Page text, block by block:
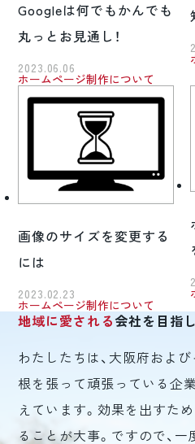
Googleは何でもかんでも
丸っとお見通し！
2023.06.06
ホームページ制作について
画像のサイズを変更する
には
2023.02.23
ホームページ制作について
地域に愛される会社を目指
わたしたちは、大阪府およ
根を張って頑張っている企
えています。効果を出すた
ることが大事。ですので、